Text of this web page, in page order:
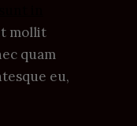
mollit
quam
eu,